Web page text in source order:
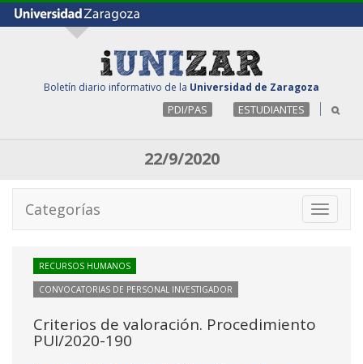
Boletín diario informativo de la Universidad de Zaragoza
PDI/PAS ESTUDIANTES
22/9/2020
Toggle
Categorías
RECURSOS HUMANOS
CONVOCATORIAS DE PERSONAL INVESTIGADOR
Criterios de valoración. Procedimiento
PUI/2020-190